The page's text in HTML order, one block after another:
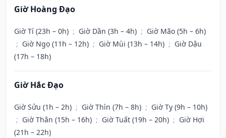
Giờ Hoàng Đạo
Giờ Tí (23h – 0h) ; Giờ Dần (3h – 4h) ; Giờ Mão (5h – 6h)
; Giờ Ngọ (11h – 12h) ; Giờ Mùi (13h – 14h) ; Giờ Dậu
(17h – 18h)
Giờ Hắc Đạo
Giờ Sửu (1h – 2h) ; Giờ Thìn (7h – 8h) ; Giờ Tỵ (9h – 10h)
; Giờ Thân (15h – 16h) ; Giờ Tuất (19h – 20h) ; Giờ Hợi
(21h – 22h)